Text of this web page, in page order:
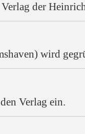
der
wird
Verlag ein.